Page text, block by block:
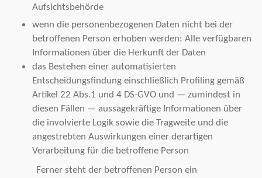
Aufsichtsbehörde
wenn die personenbezogenen Daten nicht bei der
betroffenen Person erhoben werden: Alle verfügbaren
Informationen über die Herkunft der Daten
das Bestehen einer automatisierten
Entscheidungsfindung einschließlich Profiling gemäß
Artikel 22 Abs.1 und 4 DS-GVO und — zumindest in
diesen Fällen — aussagekräftige Informationen über
die involvierte Logik sowie die Tragweite und die
angestrebten Auswirkungen einer derartigen
Verarbeitung für die betroffene Person
Ferner steht der betroffenen Person ein